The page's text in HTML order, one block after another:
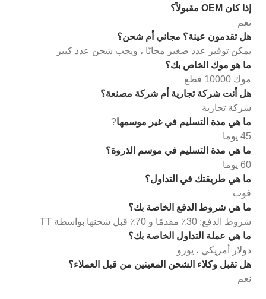
إذا كان OEM مقبولاً؟
نعم
هل تقدمون عينة؟ مجاني أم شحن؟
يمكن توفير عدد صغير مجانًا ، ويجب شحن عدد كبير
ما هو موك الخاص بك؟
موك 10000 قطع
هل أنت شركة تجارية أم شركة مصنعة؟
شركة تجارية
ما هي مدة التسليم في غير موسمها?
45 يوما
ما هي مدة التسليم في موسم الذروة؟
60 يوما
ما هي طريقتك في التداول؟
فوب
ما هي شروط الدفع الخاصة بك؟
شروط الدفع: 30٪ مقدمًا و 70٪ قبل شحنها بواسطة TT
ما هي عملة التداول الخاصة بك؟
دولار أمريكي ، يورو
هل تقبل وكلاء الشحن المعينين من قبل العملاء؟
نعم